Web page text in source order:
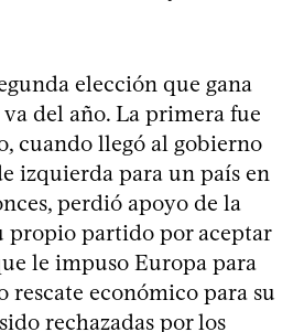
elección que gana
del año. La primera fue
cuando llegó al gobierno
izquierda para un país en
perdió apoyo de la
propio partido por aceptar
le impuso Europa para
rescate económico para su
rechazadas por los